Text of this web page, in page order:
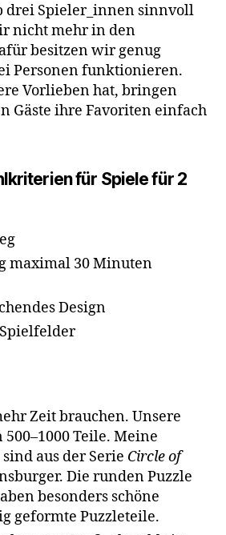
drei Spieler_innen sinnvoll
nicht mehr in den
besitzen wir genug
Personen funktionieren.
Vorlieben hat, bringen
Gäste ihre Favoriten einfach
für Spiele für 2
maximal 30 Minuten
Design
Zeit brauchen. Unsere
Teile. Meine
aus der Serie Circle of
Die runden Puzzle
besonders schöne
geformte Puzzleteile.